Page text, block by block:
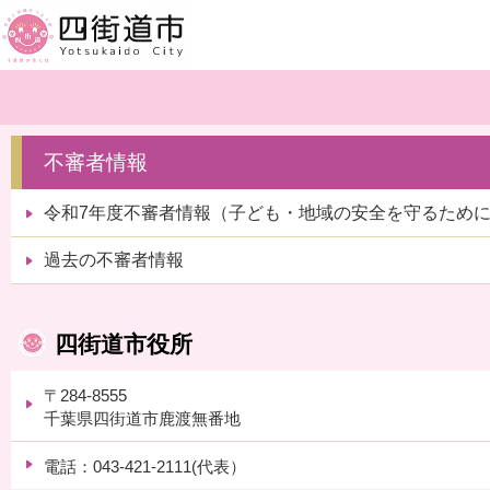
不審者情報
令和7年度不審者情報（子ども・地域の安全を守るため
過去の不審者情報
四街道市役所
〒284-8555
千葉県四街道市鹿渡無番地
電話：043-421-2111(代表）